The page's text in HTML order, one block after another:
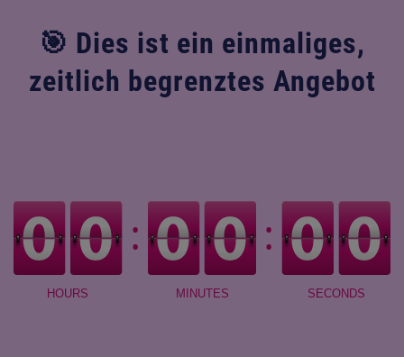
🎯 Dies ist ein einmaliges,
zeitlich begrenztes Angebot